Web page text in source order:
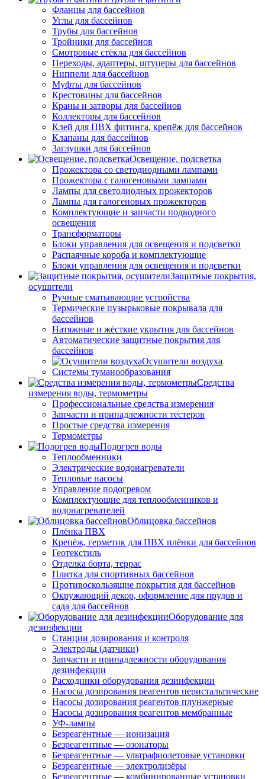
Фланцы для бассейнов
Углы для бассейнов
Трубы для бассейнов
Тройники для бассейнов
Смотровые стёкла для бассейнов
Переходы, адаптеры, штуцеры для бассейнов
Ниппели для бассейнов
Муфты для бассейнов
Крестовины для бассейнов
Краны и затворы для бассейнов
Коллекторы для бассейнов
Клей для ПВХ фитинга, крепёж для бассейнов
Клапаны для бассейнов
Заглушки для бассейнов
Освещение, подсветка
Прожектора со светодиодными лампами
Прожектора с галогеновыми лампами
Лампы для светодиодных прожекторов
Лампы для галогеновых прожекторов
Комплектующие и запчасти подводного
освещения
Трансформаторы
Блоки управления для освещения и подсветки
Распаячные короба и комплектующие
Блоки управления для освещения и подсветки
Защитные покрытия,
осушители
Ручные сматывающие устройства
Термические пузырьковые покрывала для
бассейнов
Натяжные и жёсткие укрытия для бассейнов
Автоматические защитные покрытия для
бассейнов
Осушители воздуха
Системы туманообразования
Средства
измерения воды, термометры
Профессиональные средства измерения
Запчасти и принадлежности тестеров
Простые средства измерения
Термометры
Подогрев воды
Теплообменники
Электрические водонагреватели
Тепловые насосы
Управление подогревом
Комплектующие для теплообменников и
водонагревателей
Облицовка бассейнов
Плёнка ПВХ
Крепёж, герметик для ПВХ плёнки для бассейнов
Геотекстиль
Отделка борта, террас
Плитка для спортивных бассейнов
Противоскользящие покрытия для бассейнов
Окружающий декор, оформление для прудов и
сада для бассейнов
Оборудование для
дезинфекции
Станции дозирования и контроля
Электроды (датчики)
Запчасти и принадлежности оборудования
дезинфекции
Расходники оборудования дезинфекции
Насосы дозирования реагентов перистальтические
Насосы дозирования реагентов плунжерные
Насосы дозирования реагентов мембранные
УФ-лампы
Безреагентные — ионизация
Безреагентные — озонаторы
Безреагентные — ультрафиолетовые установки
Безреагентные — электролизёры
Безреагентные — комбинированные установки